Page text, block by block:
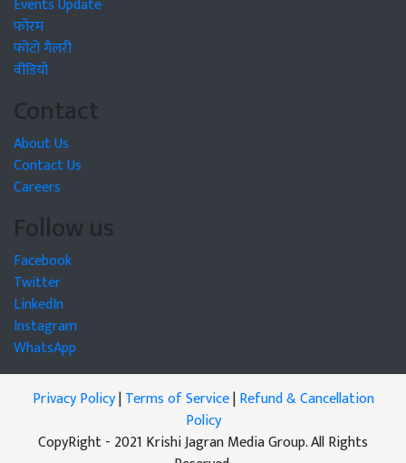
फोरम
फोटो गैलरी
वीडियो
Contact
About Us
Contact Us
Careers
Follow us
Facebook
Twitter
LinkedIn
Instagram
WhatsApp
Privacy Policy|Terms of Service|Refund & Cancellation
Policy
CopyRight - 2021 Krishi Jagran Media Group. All Rights